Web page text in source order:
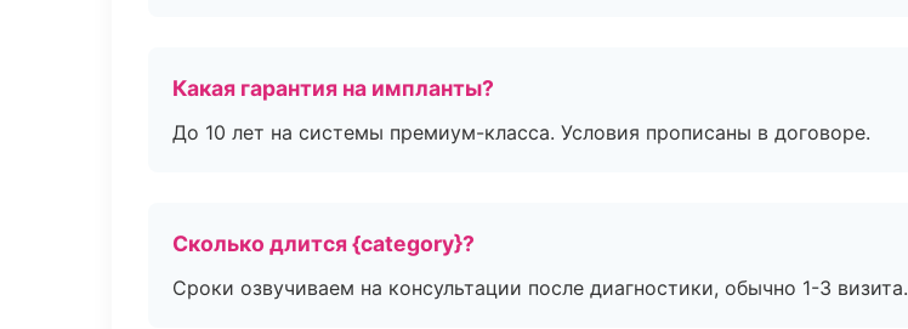
Какая гарантия на импланты?
До 10 лет на системы премиум-класса. Условия прописаны в договоре.
Сколько длится {category}?
Сроки озвучиваем на консультации после диагностики, обычно 1-3 визита.